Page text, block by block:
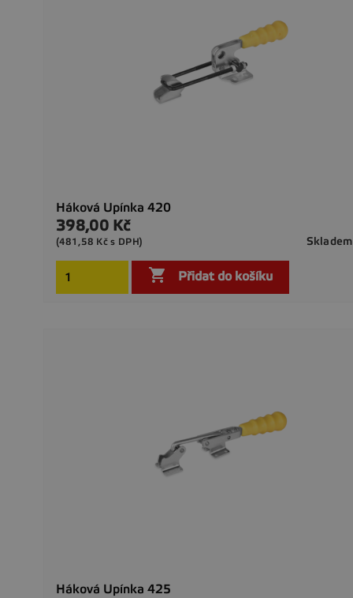
Háková Upínka 420
Cena
398,00 Kč
Skladem
(481,58 Kč s DPH)
 Přidat do košíku
Háková Upínka 425